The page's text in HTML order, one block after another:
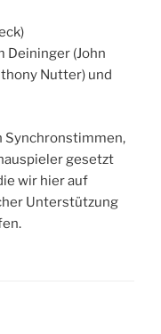
Deininger (John
Nutter) und
Synchronstimmen,
gesetzt
wir hier auf
Unterstützung